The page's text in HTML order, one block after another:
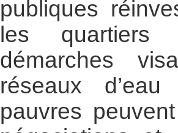
publiques
les quartiers
démarches
réseaux
pauvres